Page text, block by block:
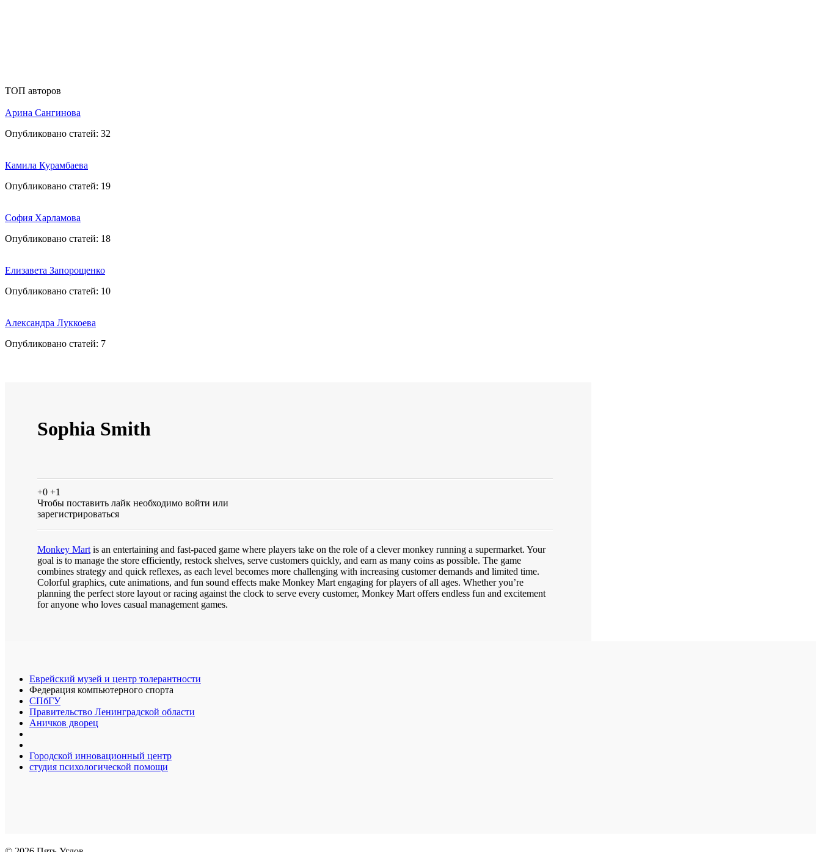
ТОП авторов
Арина Сангинова
Опубликовано статей: 32
Камила Курамбаева
Опубликовано статей: 19
София Харламова
Опубликовано статей: 18
Елизавета Запорощенко
Опубликовано статей: 10
Александра Луккоева
Опубликовано статей: 7
Sophia Smith
+0 +1
Чтобы поставить лайк необходимо войти или
зарегистрироваться
Monkey Mart is an entertaining and fast-paced game where players take on the role of a clever monkey running a supermarket. Your
goal is to manage the store efficiently, restock shelves, serve customers quickly, and earn as many coins as possible. The game
combines strategy and quick reflexes, as each level becomes more challenging with increasing customer demands and limited time.
Colorful graphics, cute animations, and fun sound effects make Monkey Mart engaging for players of all ages. Whether you’re
planning the perfect store layout or racing against the clock to serve every customer, Monkey Mart offers endless fun and excitement
for anyone who loves casual management games.
Еврейский музей и центр толерантности
Федерация компьютерного спорта
СПбГУ
Правительство Ленинградской области
Аничков дворец
Городской инновационный центр
студия психологической помощи